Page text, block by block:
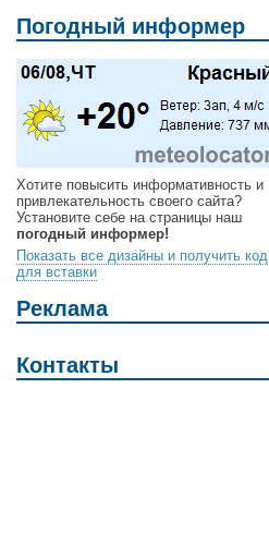
Погодный информер
Хотите повысить информативность и
привлекательность своего сайта?
Установите себе на страницы наш
погодный информер!
Показать все дизайны и получить код
для вставки
Реклама
Контакты